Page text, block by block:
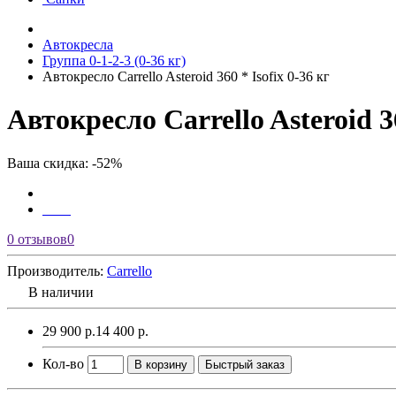
Автокресла
Группа 0-1-2-3 (0-36 кг)
Автокресло Carrello Asteroid 360 * Isofix 0-36 кг
Автокресло Carrello Asteroid
Ваша скидка: -52%
0 отзывов0
Производитель: Carrello
В наличии
29 900 р.14 400 р.
Кол-во В корзину Быстрый заказ